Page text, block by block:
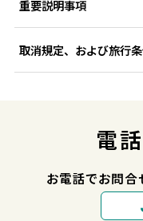
重要説明事項
取消規定、および旅行
電
お電話でお問合